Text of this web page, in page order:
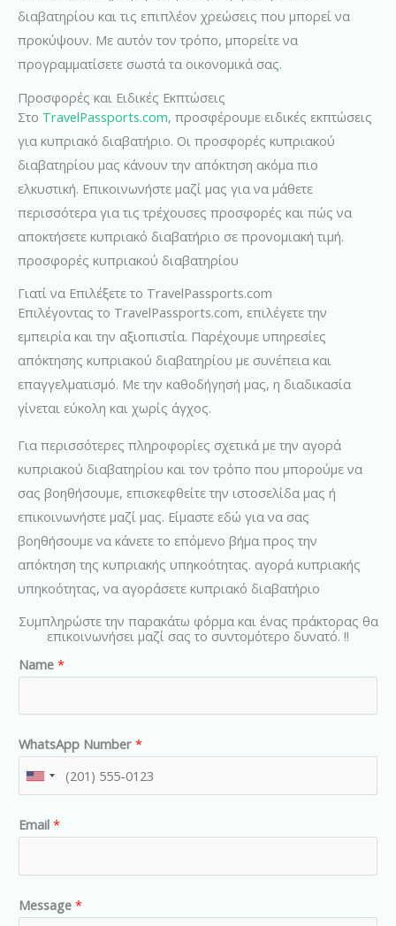
διαβατηρίου και τις επιπλέον χρεώσεις που μπορεί να
προκύψουν. Με αυτόν τον τρόπο, μπορείτε να
προγραμματίσετε σωστά τα οικονομικά σας.
Προσφορές και Ειδικές Εκπτώσεις
Στο TravelPassports.com, προσφέρουμε ειδικές εκπτώσεις
για κυπριακό διαβατήριο. Οι προσφορές κυπριακού
διαβατηρίου μας κάνουν την απόκτηση ακόμα πιο
ελκυστική. Επικοινωνήστε μαζί μας για να μάθετε
περισσότερα για τις τρέχουσες προσφορές και πώς να
αποκτήσετε κυπριακό διαβατήριο σε προνομιακή τιμή.
προσφορές κυπριακού διαβατηρίου
Γιατί να Επιλέξετε το TravelPassports.com
Επιλέγοντας το TravelPassports.com, επιλέγετε την
εμπειρία και την αξιοπιστία. Παρέχουμε υπηρεσίες
απόκτησης κυπριακού διαβατηρίου με συνέπεια και
επαγγελματισμό. Με την καθοδήγησή μας, η διαδικασία
γίνεται εύκολη και χωρίς άγχος.
Για περισσότερες πληροφορίες σχετικά με την αγορά
κυπριακού διαβατηρίου και τον τρόπο που μπορούμε να
σας βοηθήσουμε, επισκεφθείτε την ιστοσελίδα μας ή
επικοινωνήστε μαζί μας. Είμαστε εδώ για να σας
βοηθήσουμε να κάνετε το επόμενο βήμα προς την
απόκτηση της κυπριακής υπηκοότητας. αγορά κυπριακής
υπηκοότητας, να αγοράσετε κυπριακό διαβατήριο
Συμπληρώστε την παρακάτω φόρμα και ένας πράκτορας θα
επικοινωνήσει μαζί σας το συντομότερο δυνατό. !!
Name *
WhatsApp Number *
U
i
e
d
Email *
Message *